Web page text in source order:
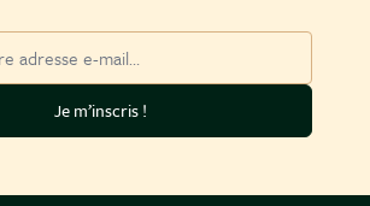
Je m’inscris !